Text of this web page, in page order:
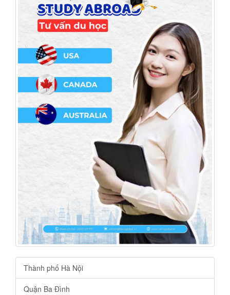
Thành phố Hà Nội
Quận Ba Đình